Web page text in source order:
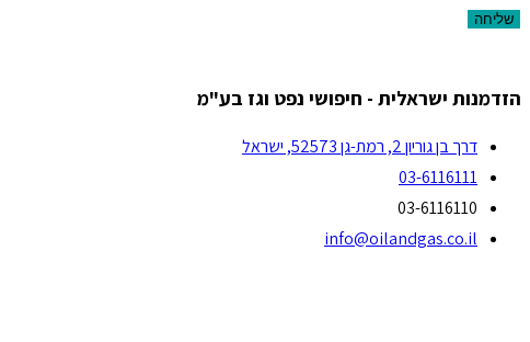
שליחה
הזדמנות ישראלית - חיפושי נפט וגז בע"מ
דרך בן גוריון 2, רמת-גן 52573, ישראל
03-6116111
03-6116110
info@oilandgas.co.il